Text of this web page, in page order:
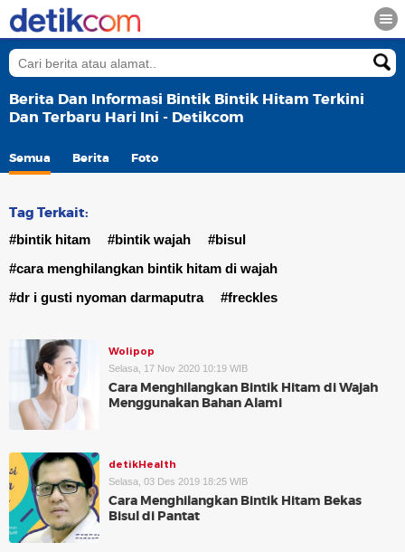
Berita Dan Informasi Bintik Bintik Hitam Terkini
Dan Terbaru Hari Ini - Detikcom
Semua Berita Foto
Tag Terkait:
#bintik hitam #bintik wajah
#bisul
#cara menghilangkan bintik hitam di wajah
#dr i gusti nyoman darmaputra
#freckles
Wolipop
Selasa, 17 Nov 2020 10:19 WIB
Cara Menghilangkan Bintik Hitam di Wajah
Menggunakan Bahan Alami
detikHealth
Selasa, 03 Des 2019 18:25 WIB
Cara Menghilangkan Bintik Hitam Bekas
Bisul di Pantat